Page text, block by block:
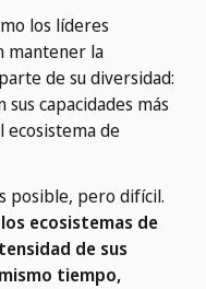
los líderes
mantener la
de su diversidad:
capacidades más
ecosistema de
posible, pero difícil.
ecosistemas de
de sus
tiempo,